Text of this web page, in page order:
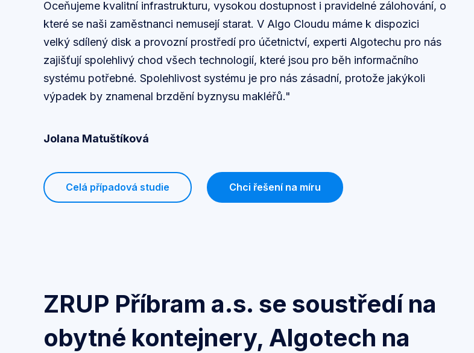
Oceňujeme kvalitní infrastrukturu, vysokou dostupnost i pravidelné zálohování, o
které se naši zaměstnanci nemusejí starat. V Algo Cloudu máme k dispozici
velký sdílený disk a provozní prostředí pro účetnictví, experti Algotechu pro nás
zajišťují spolehlivý chod všech technologií, které jsou pro běh informačního
systému potřebné. Spolehlivost systému je pro nás zásadní, protože jakýkoli
výpadek by znamenal brzdění byznysu makléřů."
Jolana Matuštíková
Celá případová studie Chci řešení na míru
ZRUP Příbram a.s. se soustředí na
obytné kontejnery, Algotech na